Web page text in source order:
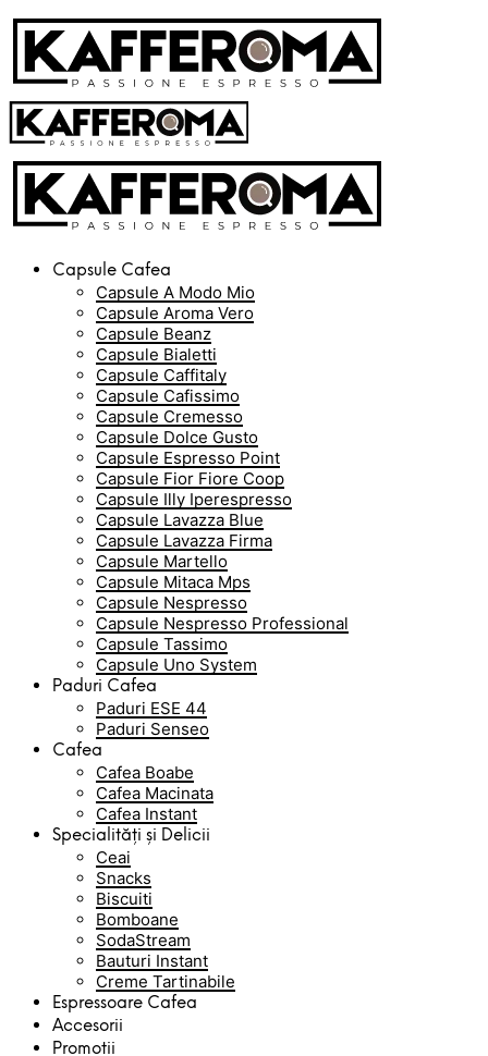
Capsule Cafea
Capsule A Modo Mio
Capsule Aroma Vero
Capsule Beanz
Capsule Bialetti
Capsule Caffitaly
Capsule Cafissimo
Capsule Cremesso
Capsule Dolce Gusto
Capsule Espresso Point
Capsule Fior Fiore Coop
Capsule Illy Iperespresso
Capsule Lavazza Blue
Capsule Lavazza Firma
Capsule Martello
Capsule Mitaca Mps
Capsule Nespresso
Capsule Nespresso Professional
Capsule Tassimo
Capsule Uno System
Paduri Cafea
Paduri ESE 44
Paduri Senseo
Cafea
Cafea Boabe
Cafea Macinata
Cafea Instant
Specialități și Delicii
Ceai
Snacks
Biscuiti
Bomboane
SodaStream
Bauturi Instant
Creme Tartinabile
Espressoare Cafea
Accesorii
Promotii